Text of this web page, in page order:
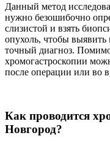
Данный метод
нужно безошибочно
слизистой и взять
опухоль, чтобы
точный диагноз.
хромогастроскопии
после операции или во
Как проводится
Новгород?